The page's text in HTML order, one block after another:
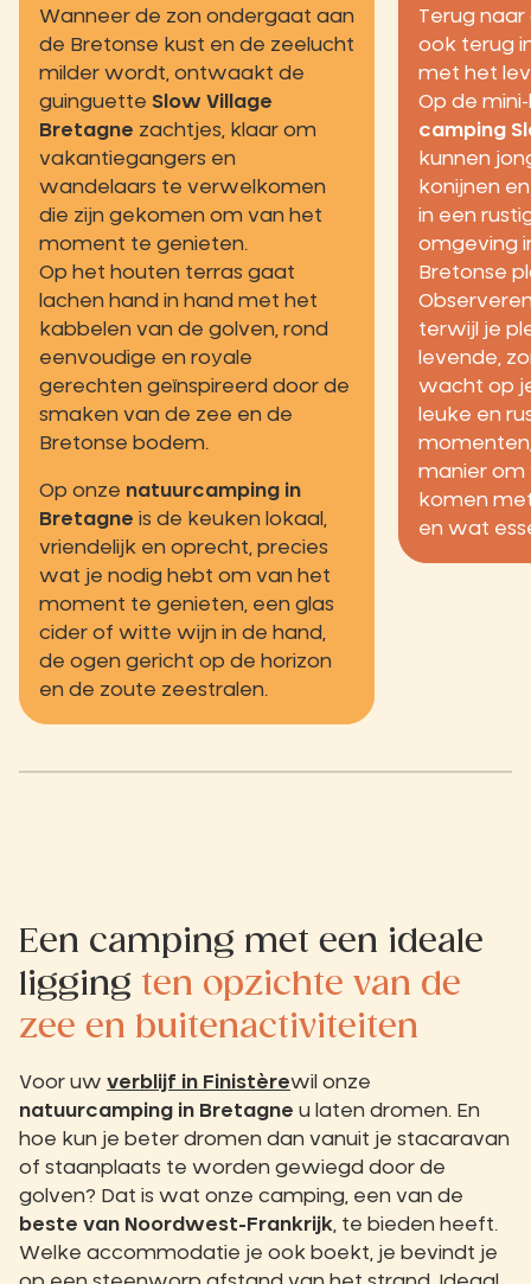
Wanneer de zon ondergaat aan
de Bretonse kust en de zeelucht
milder wordt, ontwaakt de
guinguette Slow Village
Bretagne zachtjes, klaar om
vakantiegangers en
wandelaars te verwelkomen
die zijn gekomen om van het
moment te genieten.
Op het houten terras gaat
lachen hand in hand met het
kabbelen van de golven, rond
eenvoudige en royale
gerechten geïnspireerd door de
smaken van de zee en de
Bretonse bodem.
Op onze natuurcamping in
Bretagne is de keuken lokaal,
vriendelijk en oprecht, precies
wat je nodig hebt om van het
moment te genieten, een glas
cider of witte wijn in de hand,
de ogen gericht op de horizon
en de zoute zeestralen.
Terug
ook terug
met het
Op de
camping
kunnen
konijnen
in een
omgeving
Bretonse
terwijl je
levende,
wacht op
leuke en
manier
komen
en wat
Een camping met een ideale
ligging ten opzichte van de
zee en buitenactiviteiten
Voor uw verblijf in Finistèrewil onze
natuurcamping in Bretagne u laten dromen. En
hoe kun je beter dromen dan vanuit je stacaravan
of staanplaats te worden gewiegd door de
golven? Dat is wat onze camping, een van de
beste van Noordwest-Frankrijk , te bieden heeft.
Welke accommodatie je ook boekt, je bevindt je